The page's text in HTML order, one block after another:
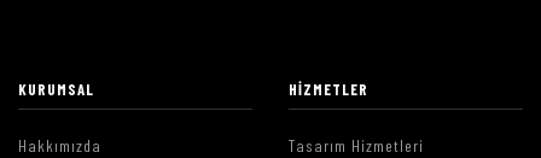
KURUMSAL
Hakkımızda
HIZMETLER
Tasarım Hizmetleri